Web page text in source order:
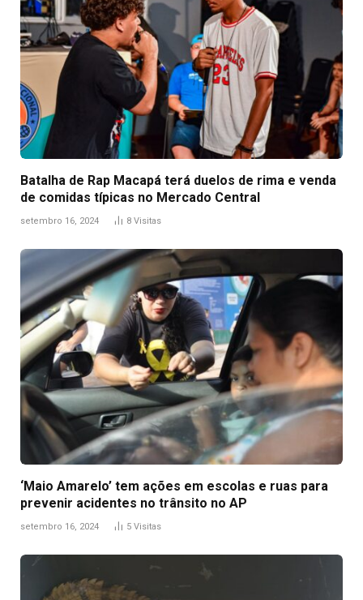
Batalha de Rap Macapá terá duelos de rima e venda
de comidas típicas no Mercado Central
setembro 16, 2024 8 Visitas
‘Maio Amarelo’ tem ações em escolas e ruas para
prevenir acidentes no trânsito no AP
setembro 16, 2024 5 Visitas